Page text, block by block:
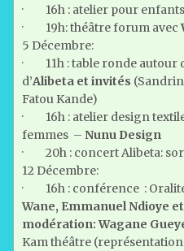
· 16h : atelier pour
· 19h: théâtre forum avec
5 Décembre:
· 11h : table ronde autour
d’Alibeta et invités
Fatou Kande)
· 16h : atelier design
femmes – Nunu Design
· 20h : concert Alibeta:
12 Décembre:
· 16h : conférence :
Wane, Emmanuel Ndioye
modération: Wagane
Kam théâtre